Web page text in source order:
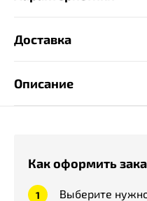
Как оформить
Выберите
Доставка
Описание